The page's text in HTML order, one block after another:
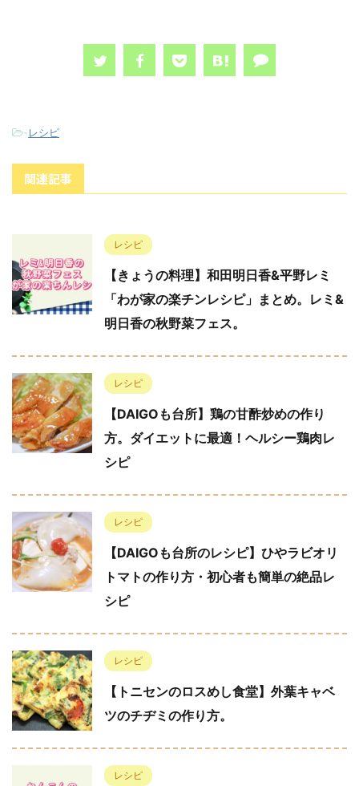
-レシピ
関連記事
レシピ
【きょうの料理】和田明日香&平野レミ
「わが家の楽チンレシピ」まとめ。レミ&
明日香の秋野菜フェス。
レシピ
【DAIGOも台所】鶏の甘酢炒めの作り
方。ダイエットに最適！ヘルシー鶏肉レ
シピ
レシピ
【DAIGOも台所のレシピ】ひやラビオリ
トマトの作り方・初心者も簡単の絶品レ
シピ
レシピ
【トニセンのロスめし食堂】外葉キャベ
ツのチヂミの作り方。
レシピ